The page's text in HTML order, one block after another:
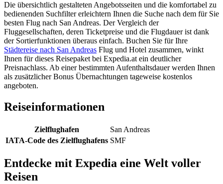
Die übersichtlich gestalteten Angebotsseiten und die komfortabel zu
bedienenden Suchfilter erleichtern Ihnen die Suche nach dem für Sie
besten Flug nach San Andreas. Der Vergleich der
Fluggesellschaften, deren Ticketpreise und die Flugdauer ist dank
der Sortierfunktionen überaus einfach. Buchen Sie für Ihre
Städtereise nach San Andreas Flug und Hotel zusammen, winkt
Ihnen für dieses Reisepaket bei Expedia.at ein deutlicher
Preisnachlass. Ab einer bestimmten Aufenthaltsdauer werden Ihnen
als zusätzlicher Bonus Übernachtungen tageweise kostenlos
angeboten.
Reiseinformationen
Zielflughafen
San Andreas
IATA-Code des Zielflughafens SMF
Entdecke mit Expedia eine Welt voller
Reisen